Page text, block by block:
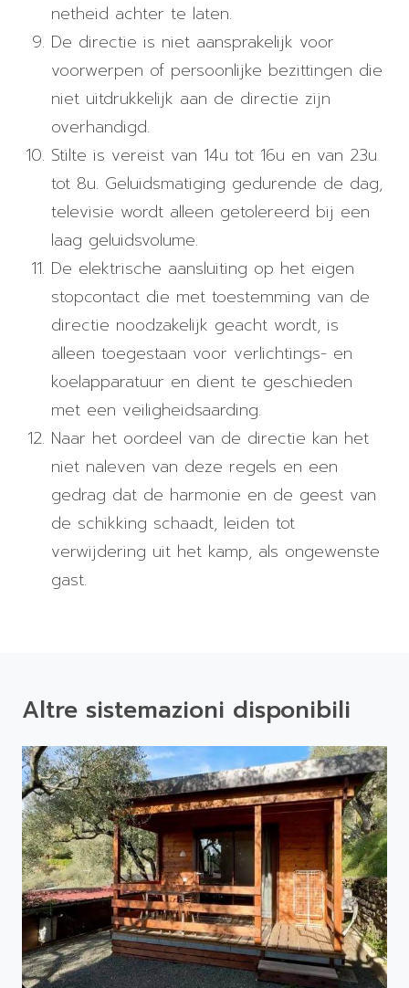
netheid achter te laten.
De directie is niet aansprakelijk voor
voorwerpen of persoonlijke bezittingen die
niet uitdrukkelijk aan de directie zijn
overhandigd.
Stilte is vereist van 14u tot 16u en van 23u
tot 8u. Geluidsmatiging gedurende de dag,
televisie wordt alleen getolereerd bij een
laag geluidsvolume.
De elektrische aansluiting op het eigen
stopcontact die met toestemming van de
directie noodzakelijk geacht wordt, is
alleen toegestaan ​​voor verlichtings- en
koelapparatuur en dient te geschieden
met een veiligheidsaarding.
Naar het oordeel van de directie kan het
niet naleven van deze regels en een
gedrag dat de harmonie en de geest van
de schikking schaadt, leiden tot
verwijdering uit het kamp, ​​als ongewenste
gast.
Altre sistemazioni disponibili